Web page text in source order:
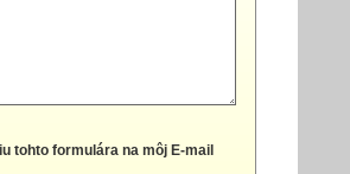
tohto formulára na môj E-mail